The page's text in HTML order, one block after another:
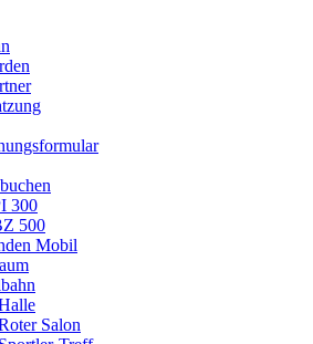
300
500
Mobil
Salon